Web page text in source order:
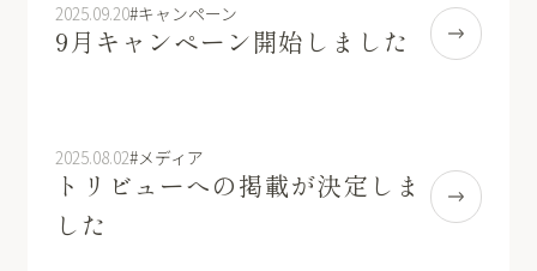
2025.09.20#キャンペーン
9月キャンペーン開始しました
2025.08.02#メディア
トリビューへの掲載が決定しま
した